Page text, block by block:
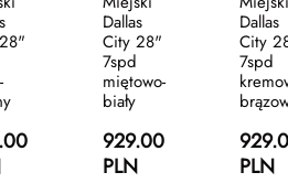
Dallas
City 28"
7spd
miętowo-
biały
929.00
PLN
Dallas
City
7spd
PLN